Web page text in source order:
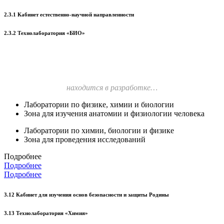
2.3.1 Кабинет естественно-научной направленности
2.3.2 Технолаборатория «БИО»
находится в разработке…
Лаборатории по физике, химии и биологии
Зона для изучения анатомии и физиологии человека
Лаборатории по химии, биологии и физике
Зона для проведения исследований
Подробнее
Подробнее
Подробнее
3.12 Кабинет для изучения основ безопасности и защиты Родины
3.13 Технолаборатория «Химия»